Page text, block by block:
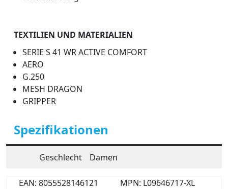
TEXTILIEN UND MATERIALIEN
SERIE S 41 WR ACTIVE COMFORT
AERO
G.250
MESH DRAGON
GRIPPER
Spezifikationen
Geschlecht Damen
EAN: 8055528146121
MPN: L09646717-XL